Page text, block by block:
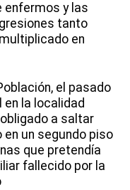
enfermos y las
tanto
en
el pasado
en la localidad
a saltar
un segundo piso
que pretendía
fallecido por la